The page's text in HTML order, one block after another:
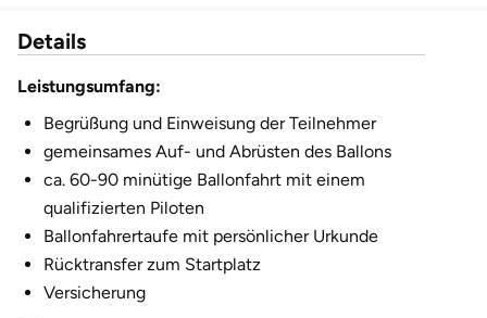
Details
Leistungsumfang:
Begrüßung und Einweisung der Teilnehmer
gemeinsames Auf- und Abrüsten des Ballons
ca. 60-90 minütige Ballonfahrt mit einem
qualifizierten Piloten
Ballonfahrertaufe mit persönlicher Urkunde
Rücktransfer zum Startplatz
Versicherung
Gersfeld
Gotha
Göppingen
Görlitz